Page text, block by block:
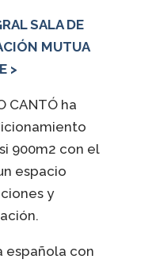
SALA DE
MUTUA
>
CANTÓ ha
900m2 con el
espacio
y
española con